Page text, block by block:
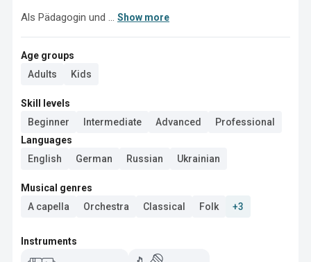
Als Pädagogin und ... Show more
Age groups
Adults
Kids
Skill levels
Beginner
Intermediate Advanced
Professional
Languages
English
German Russian Ukrainian
Musical genres
A capella
Orchestra Classical Folk +3
Instruments